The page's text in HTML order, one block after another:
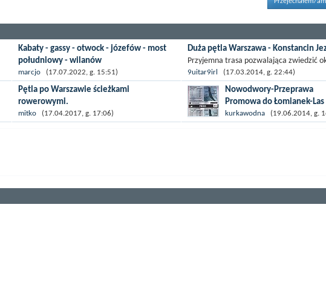
Kabaty - gassy - otwock - józefów - most
południowy - wilanów
Ciekawa trasa wokół Wisły starując z Ursynowa
spod Lidla na Stryjeńskich, wąwozem ze skarpy
ursynowskiej w dół, przez Powsin, wokół
Jeziora pod...
marcjo (17.07.2022, g. 15:51)
Duża pętla Warszawa - Konstancin
Przyjemna trasa pozwalająca zwiedzić
Warszawy, wiodąca aż za Konstancin-
a potem po okolicznych wsiach z
Warszawy...
9uitar9irl (17.03.2014, g. 22:44)
Pętla po Warszawie ścieżkami
rowerowymi.
Pętla po Warszawie ścieżkami rowerowymi.
mitko (17.04.2017, g. 17:06)
Nowodwory-Przeprawa
Promowa do Łomianek-Las
Młociński-Most Północny-
nastolatków i dorosłych...
kurkawodna (19.06.2014, g.